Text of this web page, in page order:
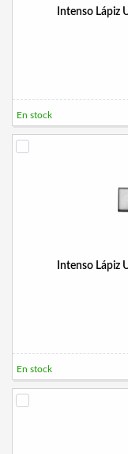
Intenso Lápiz
En stock
Intenso Lápiz
En stock